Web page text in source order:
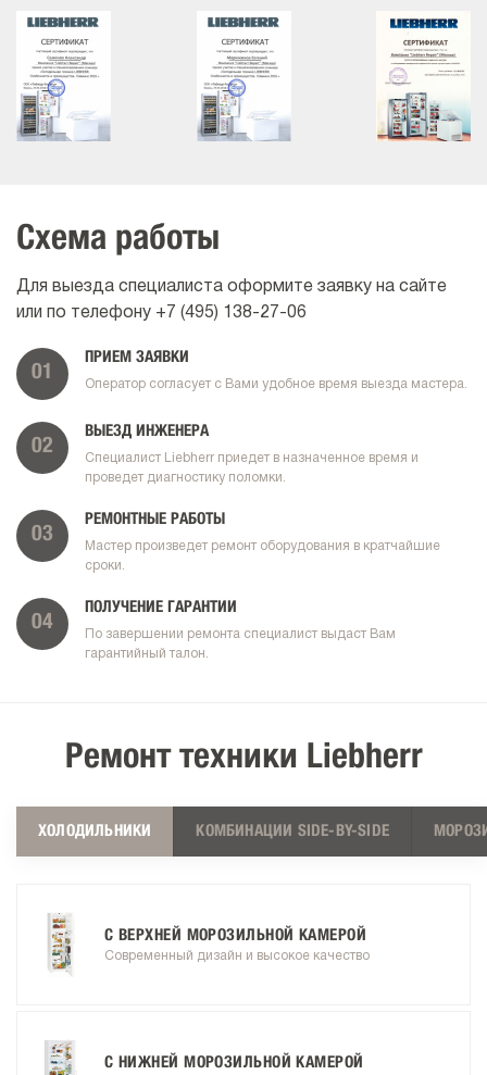
Схема работы
Для выезда специалиста оформите заявку на сайте
или по телефону +7 (495) 138-27-06
01
ПРИЕМ ЗАЯВКИ
Оператор согласует с Вами удобное время выезда мастера.
02
ВЫЕЗД ИНЖЕНЕРА
Специалист Liebherr приедет в назначенное время и
проведет диагностику поломки.
03
РЕМОНТНЫЕ РАБОТЫ
Мастер произведет ремонт оборудования в кратчайшие
сроки.
04
ПОЛУЧЕНИЕ ГАРАНТИИ
По завершении ремонта специалист выдаст Вам
гарантийный талон.
Ремонт техники Liebherr
ХОЛОДИЛЬНИКИ КОМБИНАЦИИ SIDE-BY-SIDE
С ВЕРХНЕЙ МОРОЗИЛЬНОЙ КАМЕРОЙ
Современный дизайн и высокое качество
С НИЖНЕЙ МОРОЗИЛЬНОЙ КАМЕРОЙ